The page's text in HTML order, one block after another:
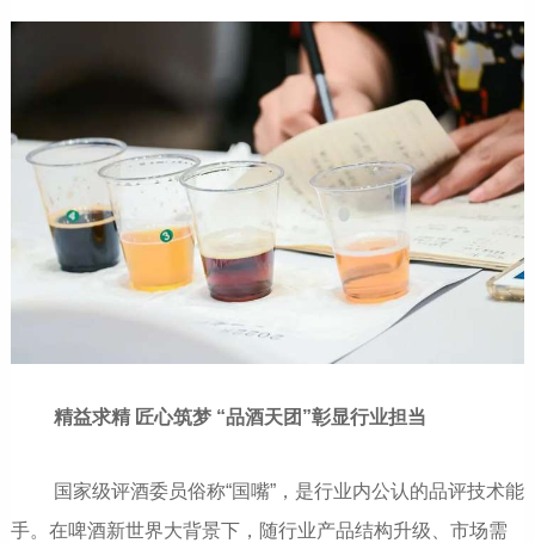
精益求精 匠心筑梦 “品酒天团”彰显行业担当
国家级评酒委员俗称“国嘴”，是行业内公认的品评技术能
手。在啤酒新世界大背景下，随行业产品结构升级、市场需